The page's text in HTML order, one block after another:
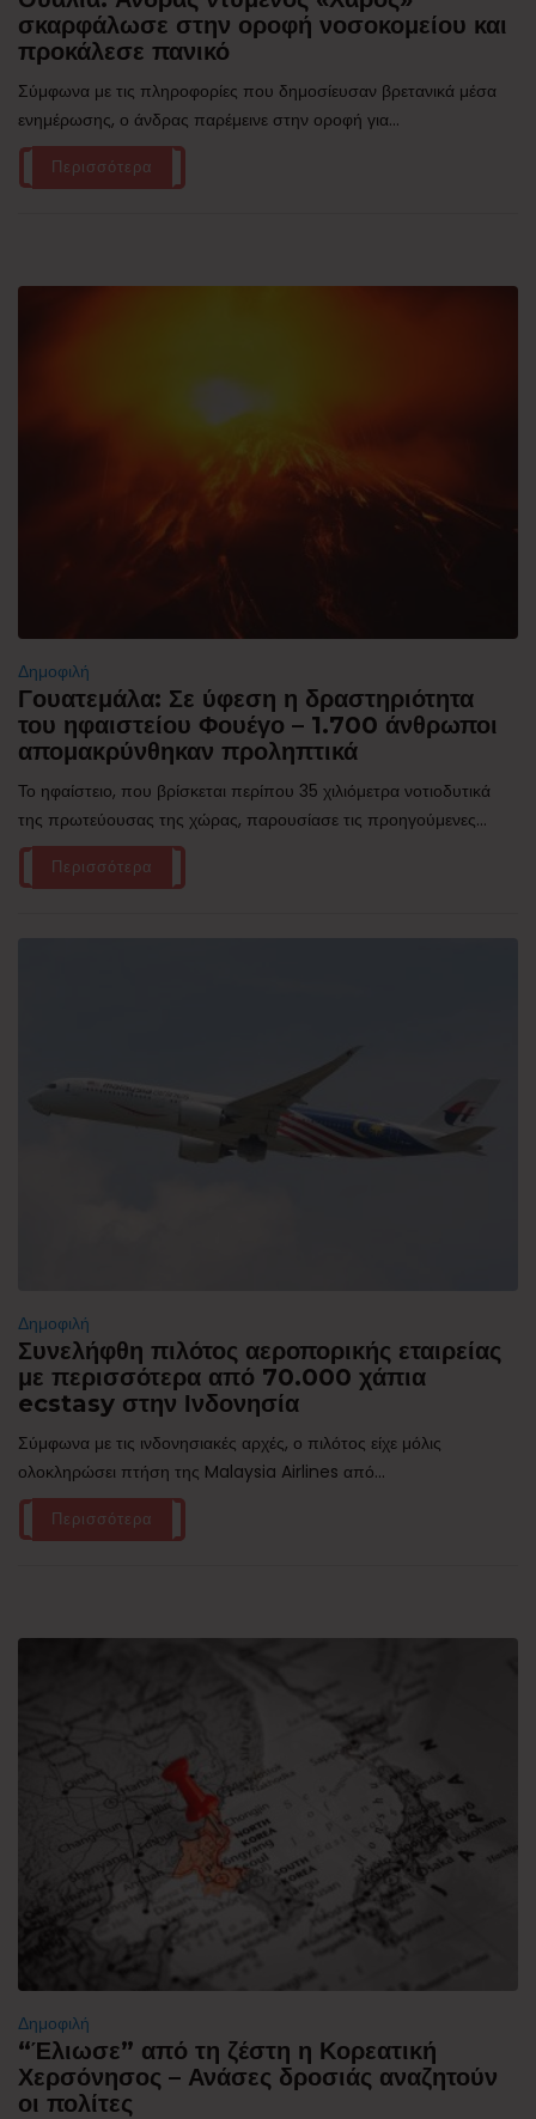
σκαρφάλωσε στην οροφή νοσοκομείου και
προκάλεσε πανικό
Σύμφωνα με τις πληροφορίες που δημοσίευσαν βρετανικά μέσα
ενημέρωσης, ο άνδρας παρέμεινε στην οροφή για...
Περισσότερα
Δημοφιλή
Γουατεμάλα: Σε ύφεση η δραστηριότητα
του ηφαιστείου Φουέγο – 1.700 άνθρωποι
απομακρύνθηκαν προληπτικά
Το ηφαίστειο, που βρίσκεται περίπου 35 χιλιόμετρα νοτιοδυτικά
της πρωτεύουσας της χώρας, παρουσίασε τις προηγούμενες...
Περισσότερα
Δημοφιλή
Συνελήφθη πιλότος αεροπορικής εταιρείας
με περισσότερα από 70.000 χάπια
ecstasy στην Ινδονησία
Σύμφωνα με τις ινδονησιακές αρχές, ο πιλότος είχε μόλις
ολοκληρώσει πτήση της Malaysia Airlines από...
Περισσότερα
Δημοφιλή
“Έλιωσε” από τη ζέστη η Κορεατική
Χερσόνησος – Ανάσες δροσιάς αναζητούν
οι πολίτες